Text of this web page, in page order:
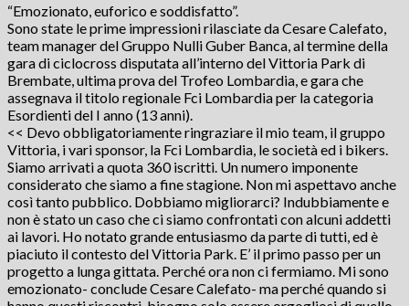
“Emozionato, euforico e soddisfatto”.
Sono state le prime impressioni rilasciate da Cesare Calefato,
team manager del Gruppo Nulli Guber Banca, al termine della
gara di ciclocross disputata all’interno del Vittoria Park di
Brembate, ultima prova del Trofeo Lombardia, e gara che
assegnava il titolo regionale Fci Lombardia per la categoria
Esordienti del I anno (13 anni).
<< Devo obbligatoriamente ringraziare il mio team, il gruppo
Vittoria, i vari sponsor, la Fci Lombardia, le società ed i bikers.
Siamo arrivati a quota 360 iscritti. Un numero imponente
considerato che siamo a fine stagione. Non mi aspettavo anche
così tanto pubblico. Dobbiamo migliorarci? Indubbiamente e
non è stato un caso che ci siamo confrontati con alcuni addetti
ai lavori. Ho notato grande entusiasmo da parte di tutti, ed è
piaciuto il contesto del Vittoria Park. E’ il primo passo per un
progetto a lunga gittata. Perché ora non ci fermiamo. Mi sono
emozionato- conclude Cesare Calefato- ma perché quando si